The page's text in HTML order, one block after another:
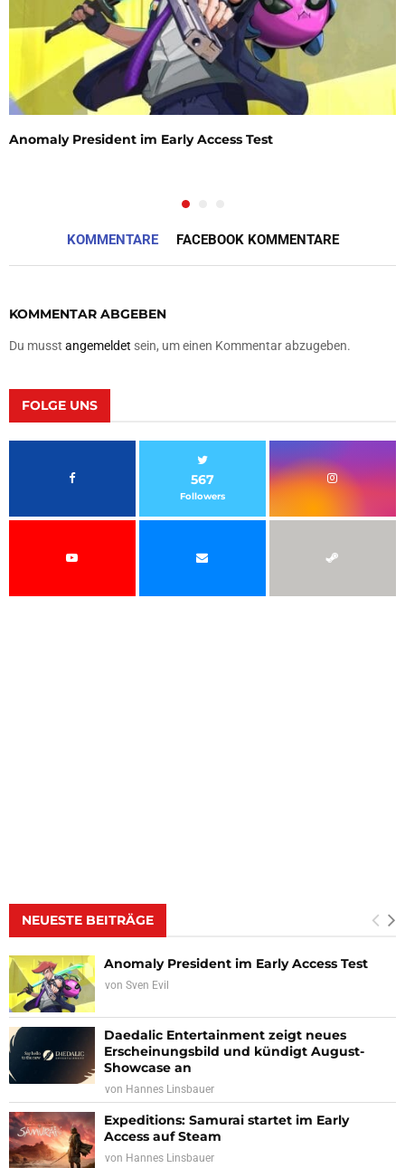
Anomaly President im Early Access Test
KOMMENTARE FACEBOOK KOMMENTARE
KOMMENTAR ABGEBEN
Du musst angemeldet sein, um einen Kommentar abzugeben.
FOLGE UNS
567
Followers
NEUESTE BEITRÄGE
Anomaly President im Early Access Test
von Sven Evil
Daedalic Entertainment zeigt neues
Erscheinungsbild und kündigt August-
Showcase an
von Hannes Linsbauer
Expeditions: Samurai startet im Early
Access auf Steam
von Hannes Linsbauer